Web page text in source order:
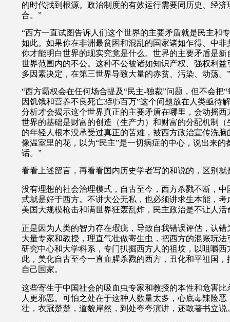
的时代找到根源。政治制度的有效运行需要同历史、经
合。”
“西方一直试图告诉人们这个世界的主要矛盾就是民主和
如此。如果你在非洲最贫困和混乱的国家诸如乍得、中
你才能明白世界的现实究竟是什么。世界的主要矛盾是
世界范围内的不公。这种不公被诸如知识产权、强权利
多因素决定，在第三世界导致大量的赤贫、污染、动荡。”
“西方霸权会在任何场合提及“民主-独裁”问题，但不会把
因饥饿和营养不良死亡3到5百万”这个问题放在人类亟待
分析才会揭示这个世界真正的主要矛盾在哪里，会动摇
世界的基础是财富的创造（生产力）和财富的分配机制
的年轻人根本没承受过真正的苦难，被西方政治宣传洗
像温室里的花，以为“民主”是一切病症的中心，说出来的
话。”
看看上述留言，再看看国内历史学者写的和说的，区别就
没有理想的社会治理模式，自古至今，西方杀戮不断，
式就是好于西方。不讲大公无私，也必须讲求生本能，
美国大规模枪击和满世界狂轰乱炸，民主政治是不让人活
正是因为人类的智力存在瑕疵，导致自我错误评估，认
大量专家和教授，理直气壮做寄生虫，把西方的混账玩
研究中心和大学科系，专门扒掘西方人的祖坟，以咀嚼
此，美化自古至今一直血腥杀戮的西方，丑化和平祖国
自己国家。
这些寄生于中国社会的吸血虫专家和教授的本性和危害
人更邪恶。可怕之处在于这种人数量太多，心底毒辣险
壮，衣冠楚楚，道貌岸然，到处夸夸演讲，还敢著书立说